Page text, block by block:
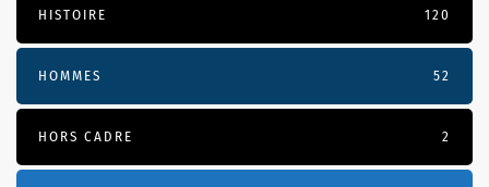
HISTOIRE 120
HOMMES 52
HORS CADRE 2